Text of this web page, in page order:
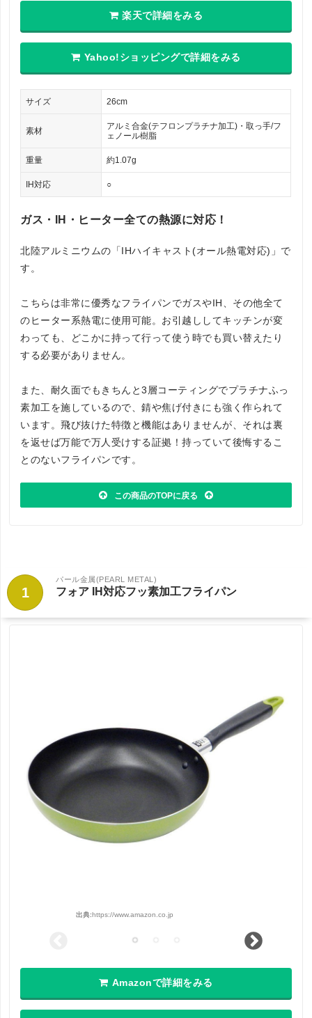
楽天で詳細をみる
Yahoo!ショッピングで詳細をみる
サイズ 26cm
素材
アルミ合金(テフロンプラチナ加工)・取っ手/フ
ェノール樹脂
重量 約1.07g
IH対応 ○
ガス・IH・ヒーター全ての熱源に対応！
北陸アルミニウムの「IHハイキャスト(オール熱電対応)」で
す。
こちらは非常に優秀なフライパンでガスやIH、その他全て
のヒーター系熱電に使用可能。お引越ししてキッチンが変
わっても、どこかに持って行って使う時でも買い替えたり
する必要がありません。
また、耐久面でもきちんと3層コーティングでプラチナふっ
素加工を施しているので、錆や焦げ付きにも強く作られて
います。飛び抜けた特徴と機能はありませんが、それは裏
を返せば万能で万人受けする証拠！持っていて後悔するこ
とのないフライパンです。
この商品のTOPに戻る
1
パール金属(PEARL METAL)
フォア IH対応フッ素加工フライパン
出典:https://www.amazon.co.jp
Amazonで詳細をみる